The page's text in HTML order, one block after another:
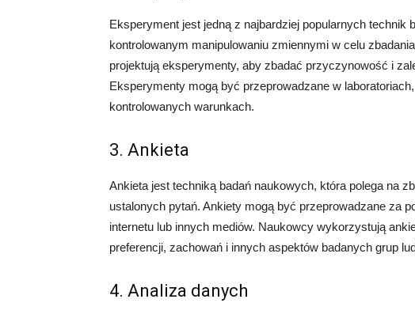
Eksperyment jest jedną z najbardziej popularnych technik
kontrolowanym manipulowaniu zmiennymi w celu
projektują eksperymenty, aby zbadać przyczynowość i
Eksperymenty mogą być przeprowadzane w
kontrolowanych warunkach.
3. Ankieta
Ankieta jest techniką badań naukowych, która polega na
ustalonych pytań. Ankiety mogą być przeprowadzane za
internetu lub innych mediów. Naukowcy wykorzystują
preferencji, zachowań i innych aspektów badanych grup
4. Analiza danych